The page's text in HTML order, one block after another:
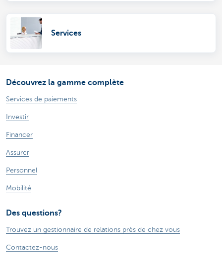
Services
Découvrez la gamme complète
Services de paiements
Investir
Financer
Assurer
Personnel
Mobilité
Des questions?
Trouvez un gestionnaire de relations près de chez vous
Contactez-nous